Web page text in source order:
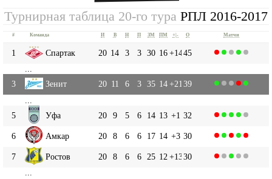
Турнирная таблица 20-го тура РПЛ 2016-2017
# Команда И В Н П ЗМ ПМ +|- О Матчи
1 Спартак 20 14 3 3 30 16+1445
3
Зенит 20 11 6 3 35 14+2139
5
Уфа 20 9 5 6 14 13 +1 32
6 Амкар 20 8 6 6 17 14 +3 30
7 Ростов 20 8 6 6 25 12 +1330